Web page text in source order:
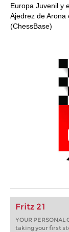
Europa Juvenil y
Ajedrez de Arona
(ChessBase)
Fritz 21
YOUR PERSONAL
taking your first